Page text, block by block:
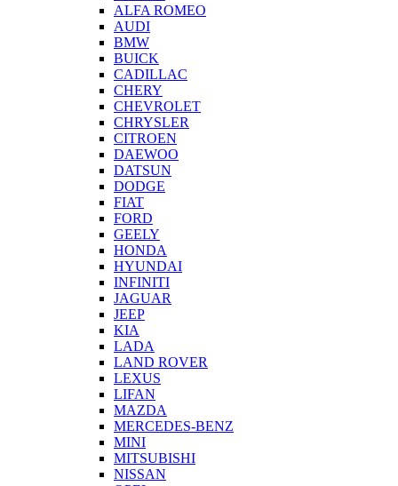
ALFA ROMEO
AUDI
BMW
BUICK
CADILLAC
CHERY
CHEVROLET
CHRYSLER
CITROEN
DAEWOO
DATSUN
DODGE
FIAT
FORD
GEELY
HONDA
HYUNDAI
INFINITI
JAGUAR
JEEP
KIA
LADA
LAND ROVER
LEXUS
LIFAN
MAZDA
MERCEDES-BENZ
MINI
MITSUBISHI
NISSAN